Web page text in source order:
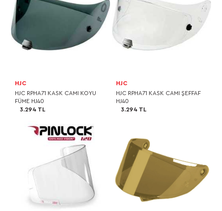
HJC
HJC RPHA71 KASK CAMI KOYU
FÜME HJ40
3.294 TL
HJC
HJC RPHA71 KASK CAMI ŞEFFAF
HJ40
3.294 TL